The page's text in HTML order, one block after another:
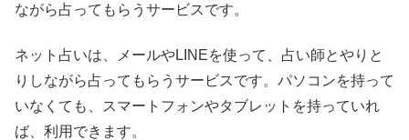
ながら占ってもらうサービスです。
ネット占いは、メールやLINEを使って、占い師とやりと
りしながら占ってもらうサービスです。パソコンを持って
いなくても、スマートフォンやタブレットを持っていれ
ば、利用できます。